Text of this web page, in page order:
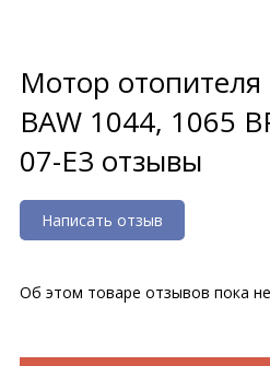
Мотор отопителя
BAW 1044, 1065
07-E3 отзывы
Написать отзыв
Об этом товаре отзывов пока